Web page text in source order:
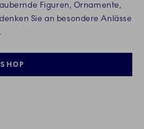
Figuren, Ornamente,
Sie an besondere Anlässe
SHOP